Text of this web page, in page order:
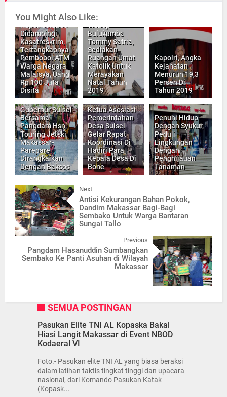
You Might Also Like:
Jumpa Pers
Didampingi
Kasatreskrim,
Tertangkapnya
Pembobol ATM
Warga Negara
Malaisya, Uang
Rp 100 Juta
Disita
Bulukumba
Tommy Satria,
Sediakan
Ruangan Umat
Katolik Untuk
Merayakan
Natal Tahun
2019
Kapolri, Angka
Kejahatan
Menurun 19,3
Persen Di
Tahun 2019
Gubernur Sulsel
Bersama
Pangdam Hsn,
Touring Jetski
Makassar-
Parepare
Dirangkaikan
Dengan Baksos
Ketua Asosiasi
Pemerintahan
Desa Sulsel
Gelar Rapat
Koordinasi Di
Hadiri Para
Kepala Desa Di
Bone
Penuhi Hidup
Dengan Syukur,
Peduli
Lingkungan
Dengan
Penghijauan
Tanaman
Next
Antisi Kekurangan Bahan Pokok,
Dandim Makassar Bagi-Bagi
Sembako Untuk Warga Bantaran
Sungai Tallo
Previous
Pangdam Hasanuddin Sumbangkan
Sembako Ke Panti Asuhan di Wilayah
Makassar
SEMUA POSTINGAN
Pasukan Elite TNI AL Kopaska Bakal
Hiasi Langit Makassar di Event NBOD
Kodaeral VI
Foto.- Pasukan elite TNI AL yang biasa beraksi
dalam latihan taktis tingkat tinggi dan upacara
nasional, dari Komando Pasukan Katak
(Kopask...